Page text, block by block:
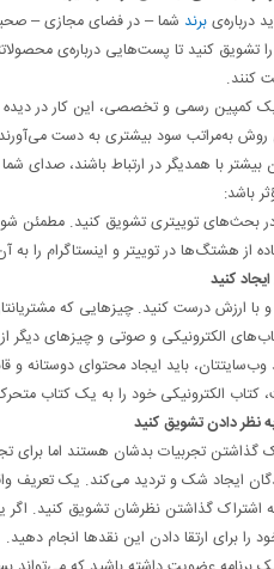
درباره‌یبرند شما – در فضای مجازی – صحبت
را تشویق کنید تا پست‌هایی درباره‌ی
کنند.
رسمی و تخصصی، این کار در دیده
روش به‌مراتب سود بیشتری به دست
بیشتر با همدیگر در ارتباط باشند،
باشد:
بحث‌های توییتری تشویق کنید. مطمئن
از هشتگ‌ها در توییتر و اینستاگرام را
با ارزش درست کنید. چیزهایی که
الکترونیکی و صوتی و چیزهای دیگر
وب‌سایتتان، باید ایجاد محتوای دوستانه
الکترونیکی خود را به یک کتاب
گذاشتن تجربیات بدشان هستند اما برای
ایجاد شک و تردید می‌کند. یک
اشتراک گذاشتن نظرشان تشویق کنید.
را برای ارتقا دادن این نقدها انجام دهید.